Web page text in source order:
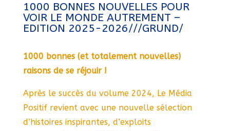
1000 BONNES NOUVELLES POUR
VOIR LE MONDE AUTREMENT –
EDITION 2025-2026///GRUND/
1000 bonnes (et totalement nouvelles)
raisons de se réjouir !
Après le succès du volume 2024, Le Média
Positif revient avec une nouvelle sélection
d’histoires inspirantes, d’exploits